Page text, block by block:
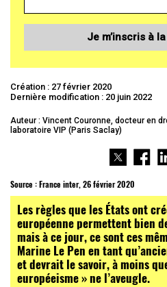
Je m’inscris à
Création : 27 février 2020
Dernière modification : 20 juin 2022
Auteur : Vincent Couronne, docteur en
laboratoire VIP (Paris Saclay)
Source :France inter, 26 février 2020
Les règles que les États ont
européenne permettent bien
mais à ce jour, ce sont ces
Marine Le Pen en tant
et devrait le savoir, à moins
européeisme » ne l’aveugle.